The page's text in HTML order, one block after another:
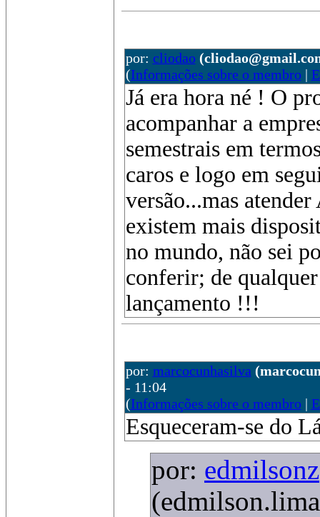
por: cliodao
(Informações sobre o membro|
Já era hora né ! O
acompanhar a
semestrais em
caros e logo em
versão...mas
existem mais
no mundo, não sei
conferir; de
lançamento !!!
por: marcocunhasilva
- 11:04
(Informações sobre o membro|
Esqueceram-se do
por: edmilsonz